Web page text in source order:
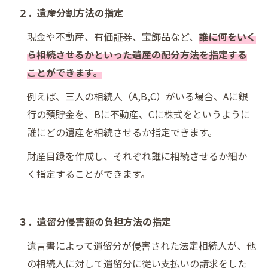
２．遺産分割方法の指定
現金や不動産、有価証券、宝飾品など、 誰に何をいく
ら相続させるかといった遺産の配分方法を指定する
ことができます。
例えば、三人の相続人（A,B,C）がいる場合、Aに銀
行の預貯金を、Bに不動産、Cに株式をというように
誰にどの遺産を相続させるか指定できます。
財産目録を作成し、それぞれ誰に相続させるか細か
く指定することができます。
３．遺留分侵害額の負担方法の指定
遺言書によって遺留分が侵害された法定相続人が、他
の相続人に対して遺留分に従い支払いの請求をした